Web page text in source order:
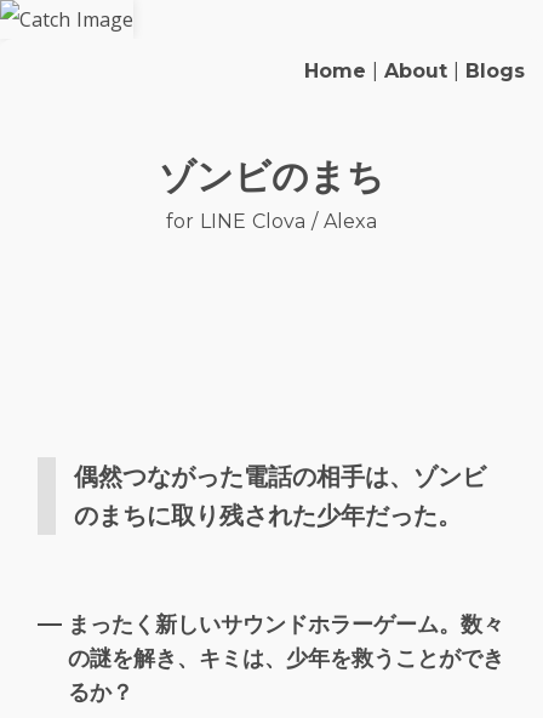
Home About Blogs
ゾンビのまち
for LINE Clova / Alexa
偶然つながった電話の相手は、ゾンビ
のまちに取り残された少年だった。
まったく新しいサウンドホラーゲーム。数々
の謎を解き、 キミは、少年を救うことができ
るか？